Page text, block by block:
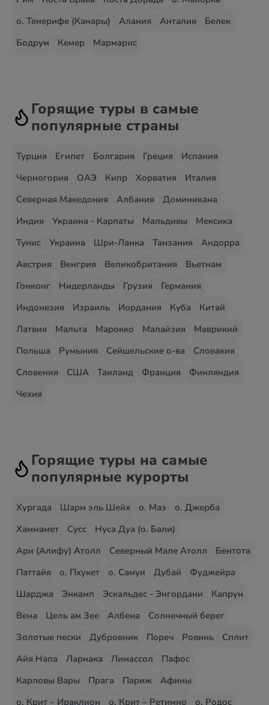
о. Тенерифе (Канары)
Алания Анталия
Белек
Бодрум
Кемер Мармарис
Горящие туры в самые
популярные страны
Турция Египет Болгария Греция
Испания
Черногория
ОАЭ Кипр Хорватия
Италия
Северная Македония
Албания
Доминикана
Индия
Украина - Карпаты Мальдивы
Мексика
Тунис
Украина Шри-Ланка Танзания
Андорра
Австрия
Венгрия Великобритания
Вьетнам
Гонконг
Нидерланды Грузия
Германия
Индонезия
Израиль Иордания Куба
Китай
Латвия
Мальта Марокко Малайзия
Маврикий
Польша
Румыния Сейшельские о-ва
Словакия
Словения
США Таиланд Франция
Финляндия
Чехия
Горящие туры на самые
популярные курорты
Хургада Шарм эль Шейх о. Маэ
о. Джерба
Хаммамет
Сусс
Нуса Дуа (о. Бали)
Ари (Алифу) Атолл
Северный Мале Атолл
Бентота
Паттайя
о. Пхукет о. Самуи Дубай
Фуджейра
Шарджа
Энкамп Эскальдес - Энгордани
Капрун
Вена
Цель ам Зее Албена
Солнечный берег
Золотые пески
Дубровник Пореч Ровинь
Сплит
Айя Напа
Ларнака Лимассол
Пафос
Карловы Вары
Прага Париж
Афины
о. Крит – Ираклион
о. Крит – Ретимно
о. Родос